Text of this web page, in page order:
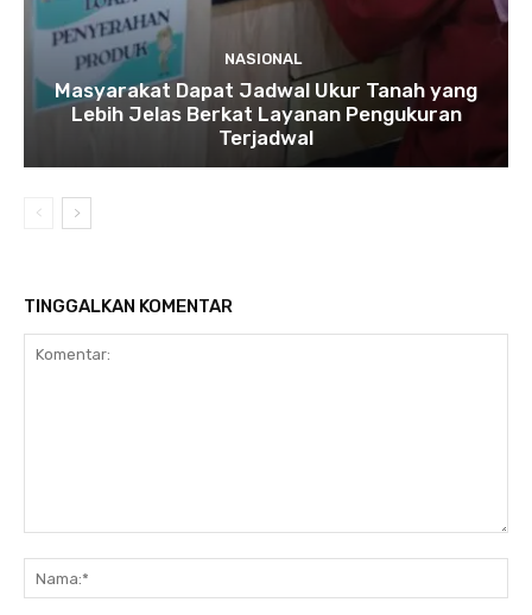
NASIONAL
Masyarakat Dapat Jadwal Ukur Tanah yang
Lebih Jelas Berkat Layanan Pengukuran
Terjadwal
TINGGALKAN KOMENTAR